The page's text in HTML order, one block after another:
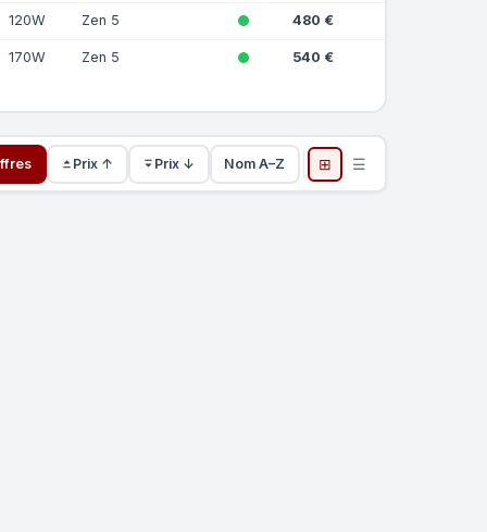
120W Zen 5 480 €
170W Zen 5 540 €
Prix ↑ Prix ↓ Nom A–Z ⊞ ☰